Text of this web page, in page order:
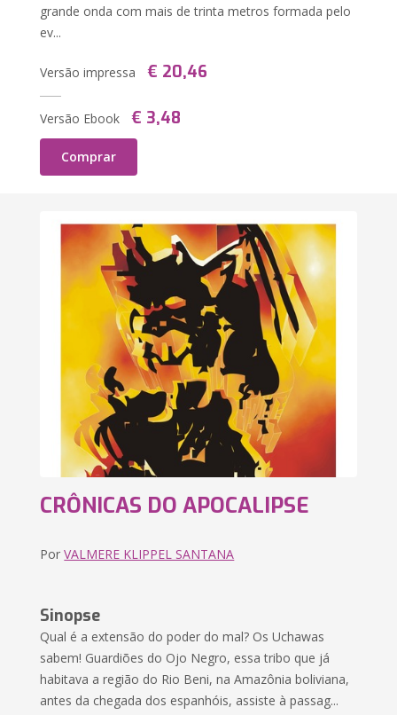
grande onda com mais de trinta metros formada pelo
ev...
Versão impressa € 20,46
Versão Ebook € 3,48
Comprar
CRÔNICAS DO APOCALIPSE
PorVALMERE KLIPPEL SANTANA
Sinopse
Qual é a extensão do poder do mal? Os Uchawas
sabem! Guardiões do Ojo Negro, essa tribo que já
habitava a região do Rio Beni, na Amazônia boliviana,
antes da chegada dos espanhóis, assiste à passag...